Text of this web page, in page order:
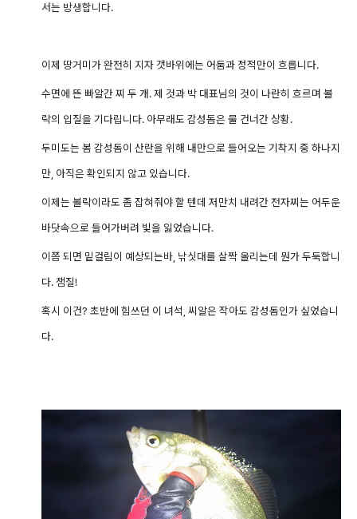
서는 방생합니다.
이제 땅거미가 완전히 지자 갯바위에는 어둠과 정적만이 흐릅니다.
수면에 뜬 빠알간 찌 두 개. 제 것과 박 대표님의 것이 나란히 흐르며 볼
락의 입질을 기다립니다. 아무래도 감성돔은 물 건너간 상황.
두미도는 봄 감성돔이 산란을 위해 내만으로 들어오는 기착지 중 하나지
만, 아직은 확인되지 않고 있습니다.
이제는 볼락이라도 좀 잡혀줘야 할 텐데 저만치 내려간 전자찌는 어두운
바닷속으로 들어가버려 빛을 잃었습니다.
이쯤 되면 밑걸림이 예상되는바, 낚싯대를 살짝 올리는데 뭔가 두둑합니
다. 챔질!
혹시 이건? 초반에 힘쓰던 이 녀석, 씨알은 작아도 감성돔인가 싶었습니
다.